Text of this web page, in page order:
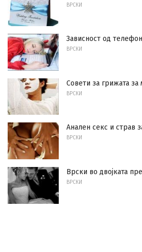
ВРСКИ
Зависност од
ВРСКИ
Совети за грижата
ВРСКИ
Анален секс и страв
ВРСКИ
Врски во двојката
ВРСКИ